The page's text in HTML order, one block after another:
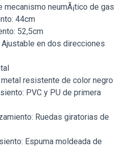
mecanismo neumÃ¡tico de gas
44cm
52,5cm
en dos direcciones
resistente de color negro
PVC y PU de primera
Ruedas giratorias de
Espuma moldeada de